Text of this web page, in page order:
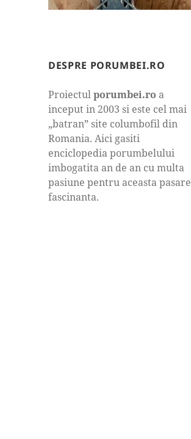
DESPRE PORUMBEI.RO
Proiectulporumbei.ro a
inceput in 2003 si este cel mai
„batran” site columbofil din
Romania. Aici gasiti
enciclopedia porumbelului
imbogatita an de an cu multa
pasiune pentru aceasta pasare
fascinanta.